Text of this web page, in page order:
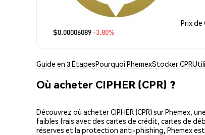
Prix de
$0.00006089 -3.80%
Guide en 3 ÉtapesPourquoi PhemexStocker CPR
Où acheter CIPHER (CPR) ?
Découvrez où acheter CIPHER (CPR) sur
faibles frais avec des cartes de crédit, cartes de
réserves et la protection anti-phishing, Phemex est